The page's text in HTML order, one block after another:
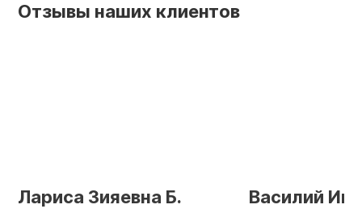
Отзывы наших клиентов
Лариса Зияевна Б. Василий